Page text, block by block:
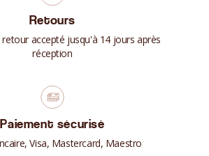
Retours
accepté jusqu'à 14 jours après
réception
Paiement sécurisé
Visa, Mastercard, Maestro